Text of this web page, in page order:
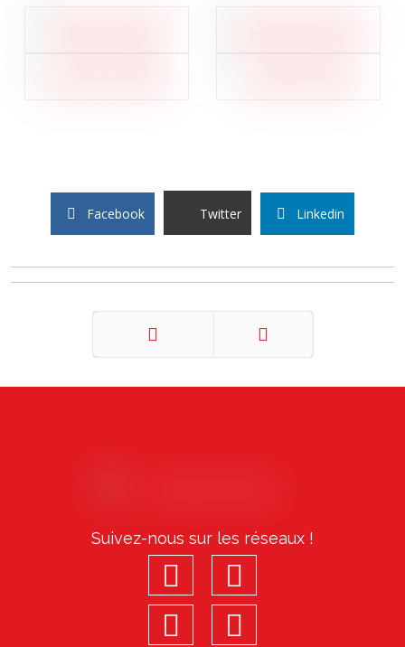
Facebook Twitter Linkedin
Suivez-nous sur les réseaux !
facebook
linkedin